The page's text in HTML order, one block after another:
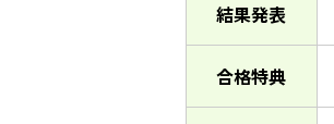
結果発表
合格特典